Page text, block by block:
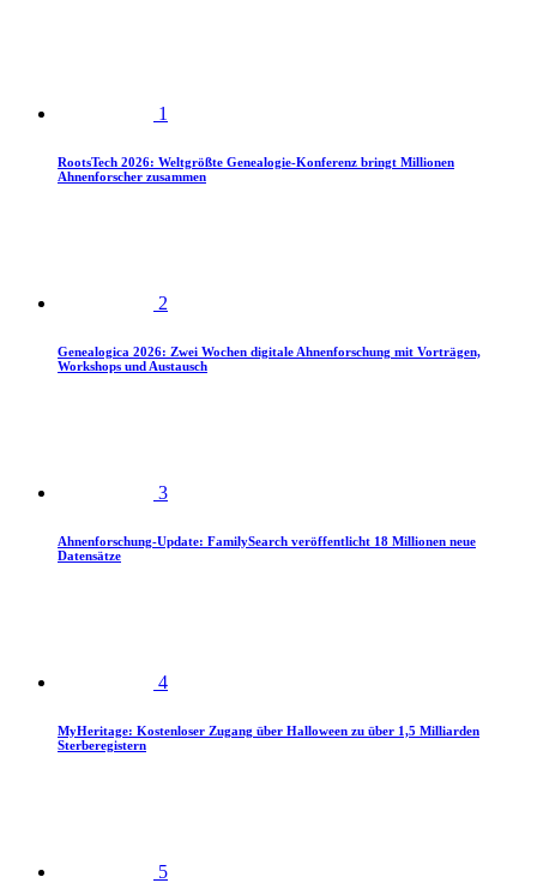
1
RootsTech 2026: Weltgrößte Genealogie-Konferenz bringt Millionen
Ahnenforscher zusammen
2
Genealogica 2026: Zwei Wochen digitale Ahnenforschung mit Vorträgen,
Workshops und Austausch
3
Ahnenforschung-Update: FamilySearch veröffentlicht 18 Millionen neue
Datensätze
4
MyHeritage: Kostenloser Zugang über Halloween zu über 1,5 Milliarden
Sterberegistern
5